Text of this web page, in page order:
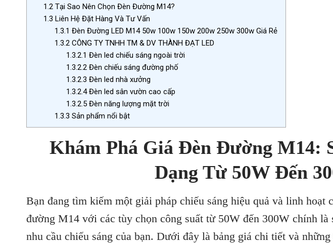
1.2Tại Sao Nên Chọn Đèn Đường M14?
1.3 Liên Hệ Đặt Hàng Và Tư Vấn
1.3.1 Đèn Đường LED M14 50w 100w 150w 200w 250w 300w Giá Rẻ
1.3.2 CÔNG TY TNHH TM & DV THÀNH ĐẠT LED
1.3.2.1 Đèn led chiếu sáng ngoài trời
1.3.2.2Đèn chiếu sáng đường phố
1.3.2.3 Đèn led nhà xưởng
1.3.2.4Đèn led sân vườn cao cấp
1.3.2.5Đèn năng lượng mặt trời
1.3.3 Sản phẩm nổi bật
Khám Phá Giá Đèn Đường M14:
Dạng Từ 50W Đến
Bạn đang tìm kiếm một giải pháp chiếu sáng hiệu quả và linh hoạt
đường M14 với các tùy chọn công suất từ 50W đến 300W chính là
nhu cầu chiếu sáng của bạn. Dưới đây là bảng giá chi tiết và